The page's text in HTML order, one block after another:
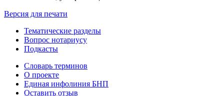
Версия для печати
Тематические разделы
Вопрос нотариусу
Подкасты
Словарь терминов
О проекте
Единая инфолиния БНП
Оставить отзыв